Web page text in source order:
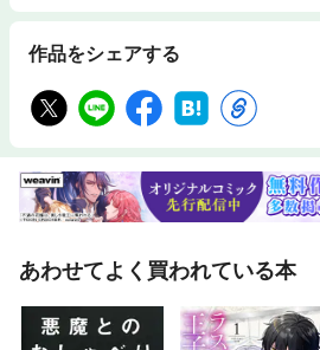
作品をシェアする
あわせてよく買われている本